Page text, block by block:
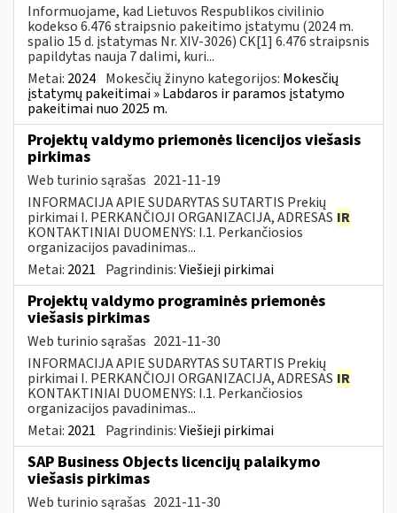
Informuojame, kad Lietuvos Respublikos civilinio
kodekso 6.476 straipsnio pakeitimo įstatymu (2024 m.
spalio 15 d. įstatymas Nr. XIV-3026) CK[1] 6.476 straipsnis
papildytas nauja 7 dalimi, kuri...
Metai: 2024 Mokesčių žinyno kategorijos: Mokesčių
įstatymų pakeitimai » Labdaros ir paramos įstatymo
pakeitimai nuo 2025 m.
Projektų valdymo priemonės licencijos viešasis
pirkimas
Web turinio sąrašas 2021-11-19
INFORMACIJA APIE SUDARYTAS SUTARTIS Prekių
pirkimai I. PERKANČIOJI ORGANIZACIJA, ADRESAS IR
KONTAKTINIAI DUOMENYS: I.1. Perkančiosios
organizacijos pavadinimas...
Metai: 2021 Pagrindinis:Viešieji pirkimai
Projektų valdymo programinės priemonės
viešasis pirkimas
Web turinio sąrašas 2021-11-30
INFORMACIJA APIE SUDARYTAS SUTARTIS Prekių
pirkimai I. PERKANČIOJI ORGANIZACIJA, ADRESAS IR
KONTAKTINIAI DUOMENYS: I.1. Perkančiosios
organizacijos pavadinimas...
Metai: 2021 Pagrindinis:Viešieji pirkimai
SAP Business Objects licencijų palaikymo
viešasis pirkimas
Web turinio sąrašas 2021-11-30